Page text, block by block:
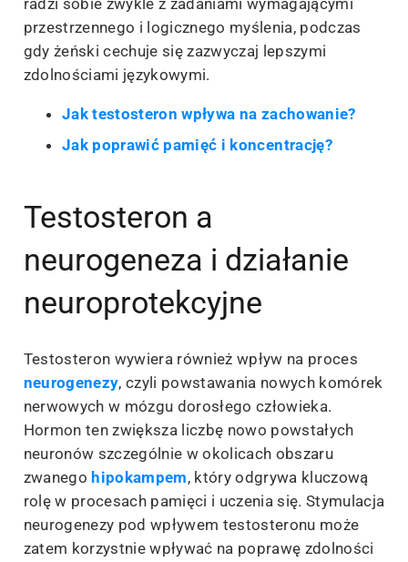
przestrzennego i logicznego myślenia, podczas
gdy żeński cechuje się zazwyczaj lepszymi
zdolnościami językowymi.
Jak testosteron wpływa na zachowanie?
Jak poprawić pamięć i koncentrację?
Testosteron a
neurogeneza i działanie
neuroprotekcyjne
Testosteron wywiera również wpływ na proces
neurogenezy, czyli powstawania nowych komórek
nerwowych w mózgu dorosłego człowieka.
Hormon ten zwiększa liczbę nowo powstałych
neuronów szczególnie w okolicach obszaru
zwanego hipokampem, który odgrywa kluczową
rolę w procesach pamięci i uczenia się. Stymulacja
neurogenezy pod wpływem testosteronu może
zatem korzystnie wpływać na poprawę zdolności